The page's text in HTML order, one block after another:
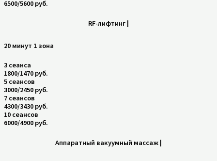
6500/5600 руб.
RF-лифтинг |
20 минут 1 зона
3 сеанса
1800/1470 руб.
5 сеансов
3000/2450 руб.
7 сеансов
4300/3430 руб.
10 сеансов
6000/4900 руб.
Аппаратный вакуумный массаж |